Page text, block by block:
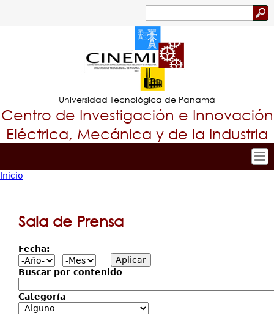
Jump to navigation
Formulario
de
búsqueda
Universidad Tecnológica de Panamá
Centro de Investigación e Innovación
Eléctrica, Mecánica y de la Industria
Tropical
Principal
Investigación y Desarrollo
Producción Científica
Servicios
Eventos
está
Inicio
Sala de Prensa
Fecha:
Buscar por contenido
Categoría